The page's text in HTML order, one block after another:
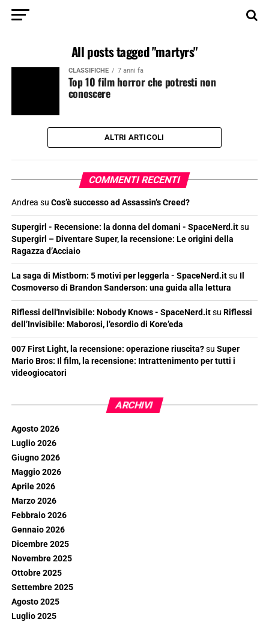
All posts tagged "martyrs"
CLASSIFICHE 7 anni fa
Top 10 film horror che potresti non
conoscere
ALTRI ARTICOLI
COMMENTI RECENTI
Andrea su Cos’è successo ad Assassin’s Creed?
Supergirl - Recensione: la donna del domani - SpaceNerd.itsu
Supergirl – Diventare Super, la recensione: Le origini della
Ragazza d’Acciaio
La saga di Mistborn: 5 motivi per leggerla - SpaceNerd.itsu Il
Cosmoverso di Brandon Sanderson: una guida alla lettura
Riflessi dell'Invisibile: Nobody Knows - SpaceNerd.itsu Riflessi
dell’Invisibile: Maborosi, l’esordio di Kore’eda
007 First Light, la recensione: operazione riuscita?su Super
Mario Bros: Il film, la recensione: Intrattenimento per tutti i
videogiocatori
ARCHIVI
Agosto 2026
Luglio 2026
Giugno 2026
Maggio 2026
Aprile 2026
Marzo 2026
Febbraio 2026
Gennaio 2026
Dicembre 2025
Novembre 2025
Ottobre 2025
Settembre 2025
Agosto 2025
Luglio 2025